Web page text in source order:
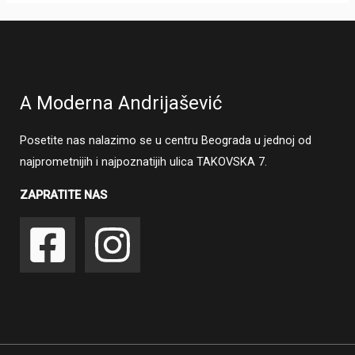
A Moderna Andrijašević
Posetite nas nalazimo se u centru Beograda u jednoj od
najprometnijih i najpoznatijih ulica TAKOVSKA 7.
ZAPRATITE NAS